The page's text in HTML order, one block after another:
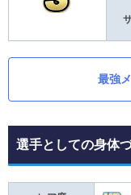
最強
選手としての身体